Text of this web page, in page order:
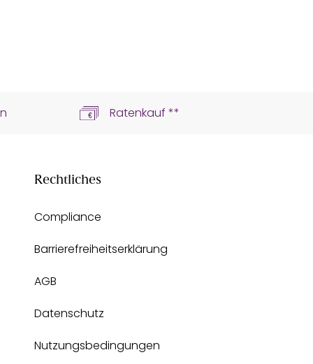
Ratenkauf **
Rechtliches
Compliance
Barrierefreiheitserklärung
AGB
Datenschutz
Nutzungsbedingungen